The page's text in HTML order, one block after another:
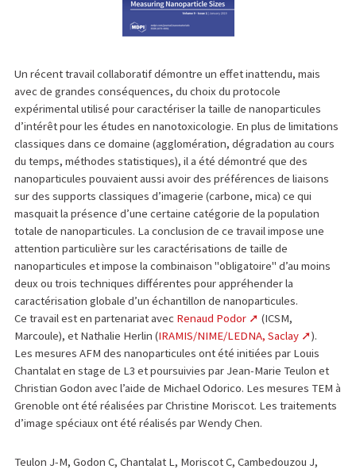
Un récent travail collaboratif démontre un effet inattendu, mais
avec de grandes conséquences, du choix du protocole
expérimental utilisé pour caractériser la taille de nanoparticules
d’intérêt pour les études en nanotoxicologie. En plus de limitations
classiques dans ce domaine (agglomération, dégradation au cours
du temps, méthodes statistiques), il a été démontré que des
nanoparticules pouvaient aussi avoir des préférences de liaisons
sur des supports classiques d’imagerie (carbone, mica) ce qui
masquait la présence d’une certaine catégorie de la population
totale de nanoparticules. La conclusion de ce travail impose une
attention particulière sur les caractérisations de taille de
nanoparticules et impose la combinaison "obligatoire" d’au moins
deux ou trois techniques différentes pour appréhender la
caractérisation globale d’un échantillon de nanoparticules.
Ce travail est en partenariat avec Renaud Podor
(ICSM,
Marcoule), et Nathalie Herlin (IRAMIS/NIME/LEDNA, Saclay
).
Les mesures AFM des nanoparticules ont été initiées par Louis
Chantalat en stage de L3 et poursuivies par Jean-Marie Teulon et
Christian Godon avec l’aide de Michael Odorico. Les mesures TEM à
Grenoble ont été réalisées par Christine Moriscot. Les traitements
d’image spéciaux ont été réalisés par Wendy Chen.
Teulon J-M, Godon C, Chantalat L, Moriscot C, Cambedouzou J,